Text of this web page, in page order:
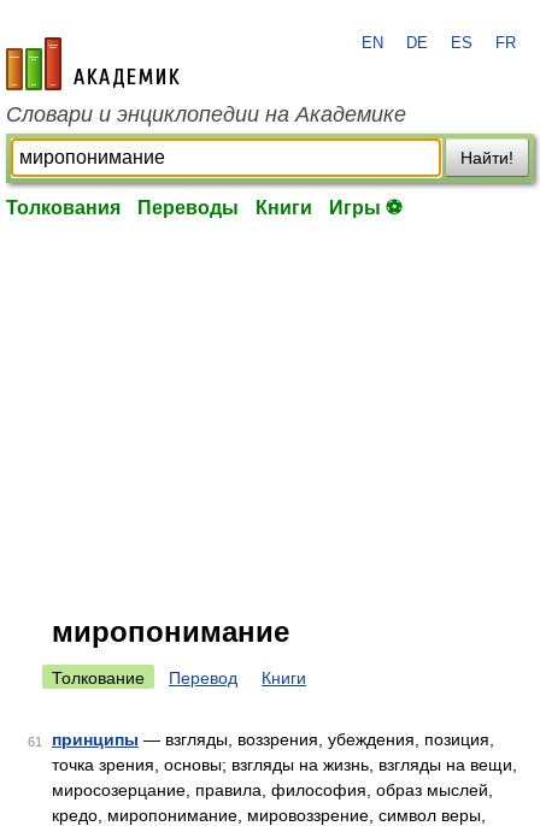
academic.ru
EN DE ES FR
Словари и энциклопедии на Академике
Найти!
Толкования Переводы Книги Игры ⚽
миропонимание
Толкование Перевод Книги
61 принципы — взгляды, воззрения, убеждения, позиция,
точка зрения, основы; взгляды на жизнь, взгляды на вещи,
миросозерцание, правила, философия, образ мыслей,
кредо, миропонимание, мировоззрение, символ веры,